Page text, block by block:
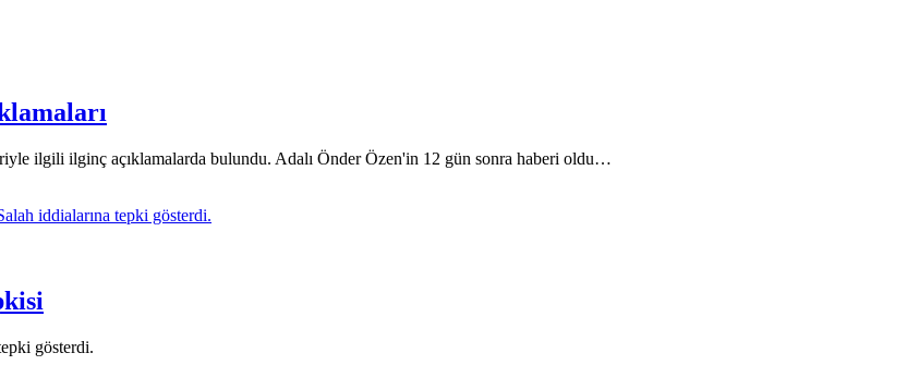
ilgili ilginç açıklamalarda bulundu. Adalı Önder Özen'in 12 gün sonra haberi oldu…
gösterdi.